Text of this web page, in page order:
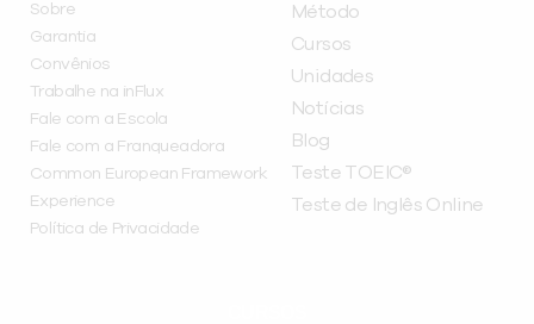
Sobre
Garantia
Convênios
Trabalhe na inFlux
Fale com a Escola
Fale com a Franqueadora
Common European Framework
Experience
Política de Privacidade
Método
Cursos
Unidades
Notícias
Blog
Teste TOEIC®
Teste de Inglês Online